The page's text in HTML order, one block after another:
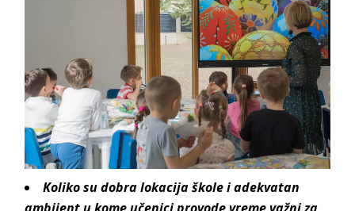
Kolikosu dobra lokacija škole i adekvatan